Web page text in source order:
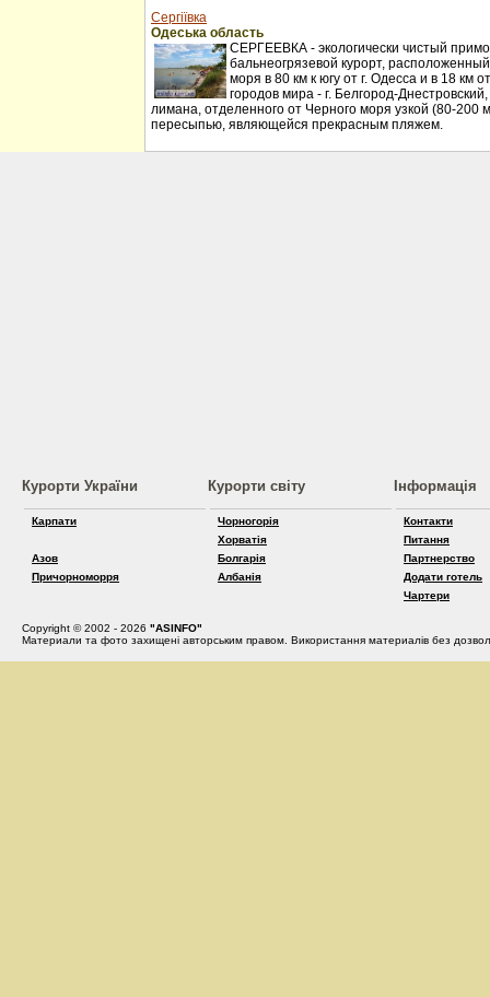
Сергіївка
Одеська область
СЕРГЕЕВКА - экологически чистый
бальнеогрязевой курорт,
моря в 80 км к югу от г. Одесса и в 18 км
городов мира - г. Белгород-
лимана, отделенного от Черного моря узкой (80-200
пересыпью, являющейся прекрасным пляжем.
Курорти України
Карпати
Азов
Причорноморря
Курорти світу
Чорногорія
Хорватія
Болгарія
Албанія
Інформація
Контакти
Питання
Партнерство
Додати готель
Чартери
Copyright © 2002 - 2026 "ASINFO"
Материали та фото захищені авторським правом. Використання материалів без